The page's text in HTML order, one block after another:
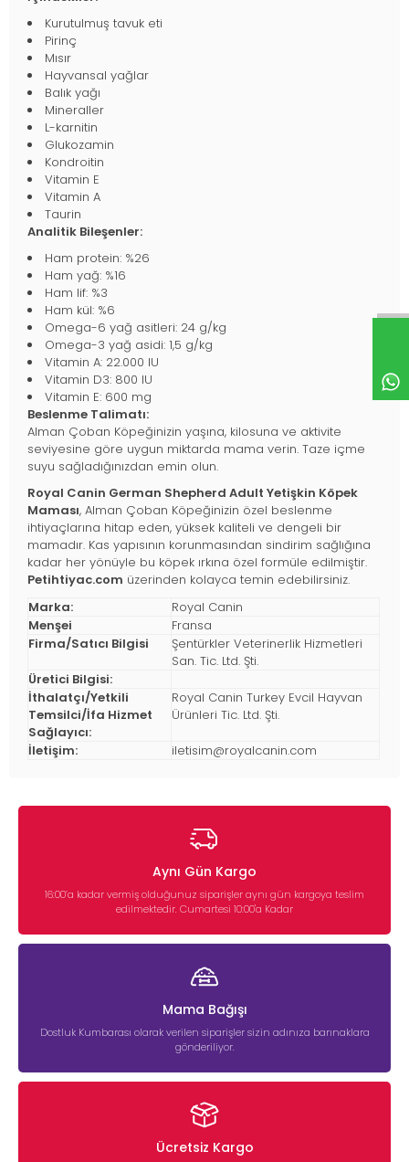
Kurutulmuş tavuk eti
Pirinç
Mısır
Hayvansal yağlar
Balık yağı
Mineraller
L-karnitin
Glukozamin
Kondroitin
Vitamin E
Vitamin A
Taurin
Analitik Bileşenler:
Ham protein: %26
Ham yağ: %16
Ham lif: %3
Ham kül: %6
Omega-6 yağ asitleri: 24 g/kg
Omega-3 yağ asidi: 1,5 g/kg
Vitamin A: 22.000 IU
Vitamin D3: 800 IU
Vitamin E: 600 mg
Beslenme Talimatı:
Alman Çoban Köpeğinizin yaşına, kilosuna ve aktivite
seviyesine göre uygun miktarda mama verin. Taze içme
suyu sağladığınızdan emin olun.
Royal Canin German Shepherd Adult Yetişkin Köpek
Maması, Alman Çoban Köpeğinizin özel beslenme
ihtiyaçlarına hitap eden, yüksek kaliteli ve dengeli bir
mamadır. Kas yapısının korunmasından sindirim sağlığına
kadar her yönüyle bu köpek ırkına özel formüle edilmiştir.
Petihtiyac.com üzerinden kolayca temin edebilirsiniz.
Marka:
Royal Canin
Menşei
Fransa
Firma/Satıcı Bilgisi
Şentürkler Veterinerlik Hizmetleri
San. Tic. Ltd. Şti.
Üretici Bilgisi:
İthalatçı/Yetkili
Temsilci/İfa Hizmet
Sağlayıcı:
Royal Canin Turkey Evcil Hayvan
Ürünleri Tic. Ltd. Şti.
İletişim: iletisim@royalcanin.com
Aynı Gün Kargo
16:00’a kadar vermiş olduğunuz siparişler aynı gün kargoya teslim
edilmektedir. Cumartesi 10:00'a Kadar
Mama Bağışı
Dostluk Kumbarası olarak verilen siparişler sizin adınıza barınaklara
gönderiliyor.
Ücretsiz Kargo